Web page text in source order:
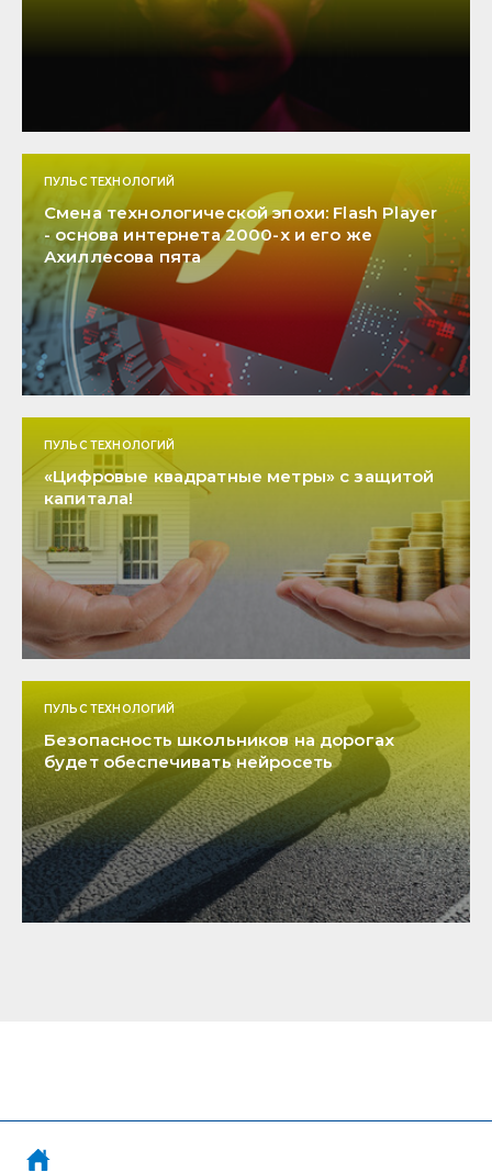
ПУЛЬС ТЕХНОЛОГИЙ
Смена технологической эпохи: Flash Player
- основа интернета 2000-х и его же
Ахиллесова пята
ПУЛЬС ТЕХНОЛОГИЙ
«Цифровые квадратные метры» с защитой
капитала!
ПУЛЬС ТЕХНОЛОГИЙ
Безопасность школьников на дорогах
будет обеспечивать нейросеть